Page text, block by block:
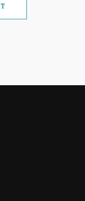
möglich
Für